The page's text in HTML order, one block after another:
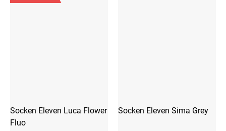
Socken Eleven Luca Flower
Fluo
Socken Eleven Sima Grey